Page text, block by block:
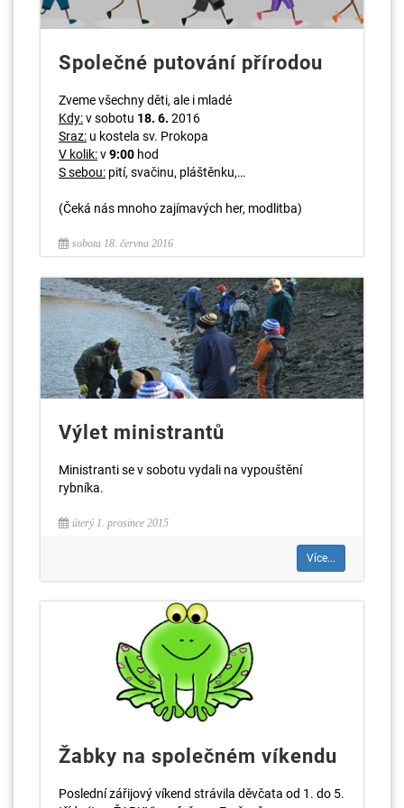
Společné putování přírodou
Zveme všechny děti, ale i mladé
Kdy:v sobotu 18. 6. 2016
Sraz: u kostela sv. Prokopa
V kolik:v9:00 hod
S sebou: pití, svačinu, pláštěnku,…
(Čeká nás mnoho zajímavých her, modlitba)
sobota 18. června 2016
Výlet ministrantů
Ministranti se v sobotu vydali na vypouštění
rybníka.
úterý 1. prosince 2015
Více...
Žabky na společném víkendu
Poslední zářijový víkend strávila děvčata od 1. do 5.